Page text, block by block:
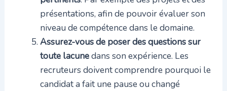
présentations, afin de pouvoir évaluer son
niveau de compétence dans le domaine.
Assurez-vous de poser des questions sur
toute lacunedans son expérience. Les
recruteurs doivent comprendre pourquoi le
candidat a fait une pause ou changé